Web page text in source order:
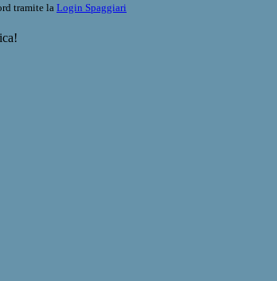
tramite la Login Spaggiari